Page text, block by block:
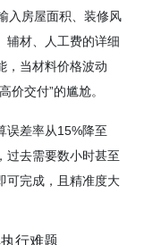
入房屋面积、装修风
辅材、人工费的详细
，当材料价格波动
价交付”的尴尬。
误差率从15%降至
过去需要数小时甚至
可完成，且精准度大
行难题